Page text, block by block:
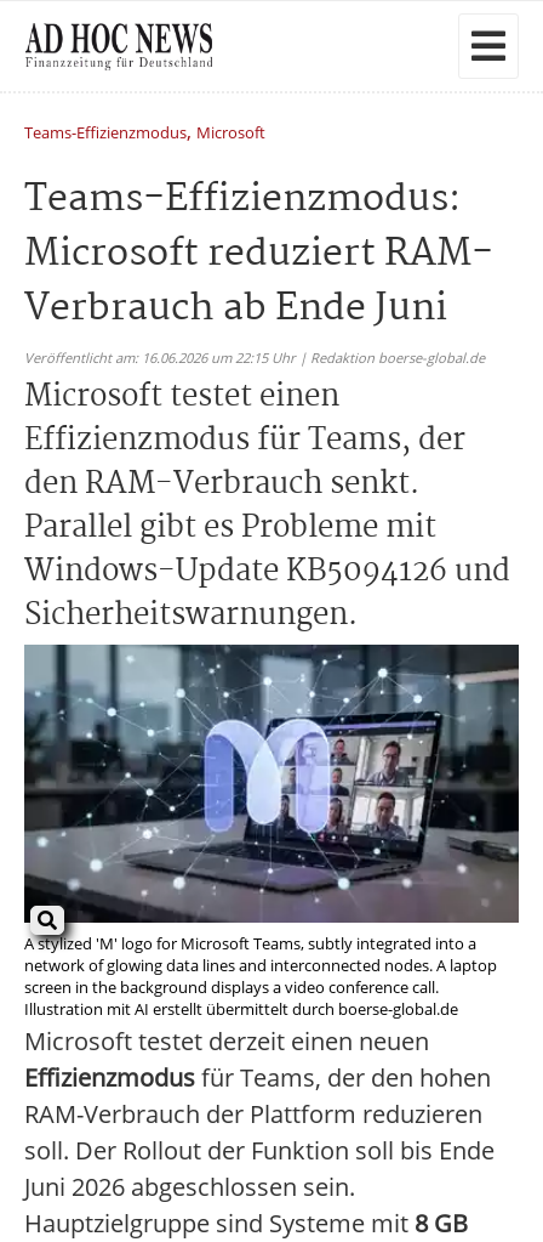
Teams-Effizienzmodus, Microsoft
Teams-Effizienzmodus:
Microsoft reduziert RAM-
Verbrauch ab Ende Juni
Veröffentlicht am: 16.06.2026 um 22:15 Uhr | Redaktion boerse-global.de
Microsoft testet einen
Effizienzmodus für Teams, der
den RAM-Verbrauch senkt.
Parallel gibt es Probleme mit
Windows-Update KB5094126 und
Sicherheitswarnungen.
A stylized 'M' logo for Microsoft Teams, subtly integrated into a
network of glowing data lines and interconnected nodes. A laptop
screen in the background displays a video conference call.
Illustration mit AI erstellt übermittelt durch boerse-global.de
Microsoft testet derzeit einen neuen
Effizienzmodusfür Teams, der den hohen
RAM-Verbrauch der Plattform reduzieren
soll. Der Rollout der Funktion soll bis Ende
Juni 2026 abgeschlossen sein.
Hauptzielgruppe sind Systeme mit 8 GB